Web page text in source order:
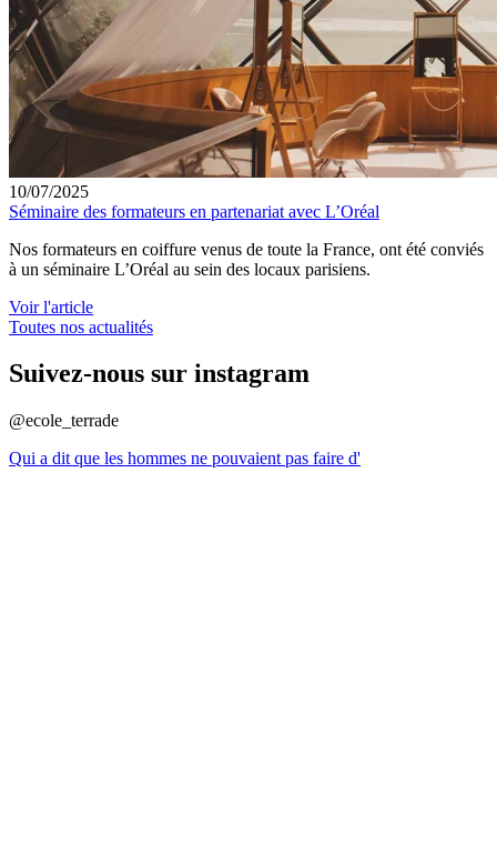
10/07/2025
Séminaire des formateurs en partenariat avec L’Oréal
Nos formateurs en coiffure venus de toute la France, ont été conviés
à un séminaire L’Oréal au sein des locaux parisiens.
Voir l'article
Toutes nos actualités
Suivez-nous sur instagram
@ecole_terrade
Qui a dit que les hommes ne pouvaient pas faire d'